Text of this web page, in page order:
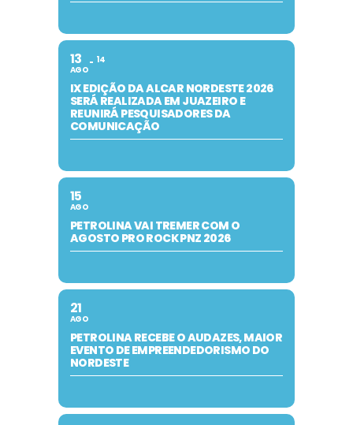
13
AGO
14
IX EDIÇÃO DA ALCAR NORDESTE 2026
SERÁ REALIZADA EM JUAZEIRO E
REUNIRÁ PESQUISADORES DA
COMUNICAÇÃO
15
AGO
PETROLINA VAI TREMER COM O
AGOSTO PRO ROCK PNZ 2026
21
AGO
PETROLINA RECEBE O AUDAZES, MAIOR
EVENTO DE EMPREENDEDORISMO DO
NORDESTE